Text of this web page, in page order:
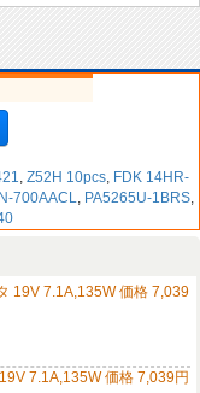
, Z52H 10pcs, FDK 14HR-
700AACL, PA5265U-1BRS,
19V 7.1A,135W 価格 7,039
7.1A,135W 価格 7,039円